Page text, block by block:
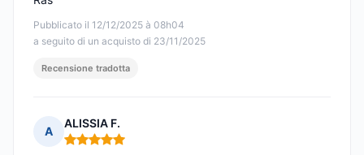
Pubblicato il 12/12/2025 à 08h04
a seguito di un acquisto di 23/11/2025
Recensione tradotta
A
ALISSIA F.
Nota: 5 su 5